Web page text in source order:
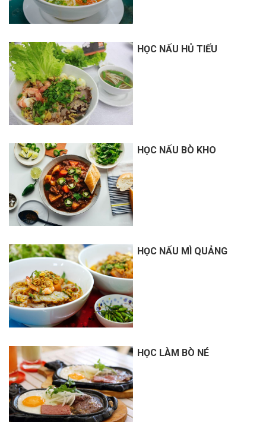
HỌC NẤU HỦ TIẾU
HỌC NẤU BÒ KHO
HỌC NẤU MÌ QUẢNG
HỌC LÀM BÒ NÉ